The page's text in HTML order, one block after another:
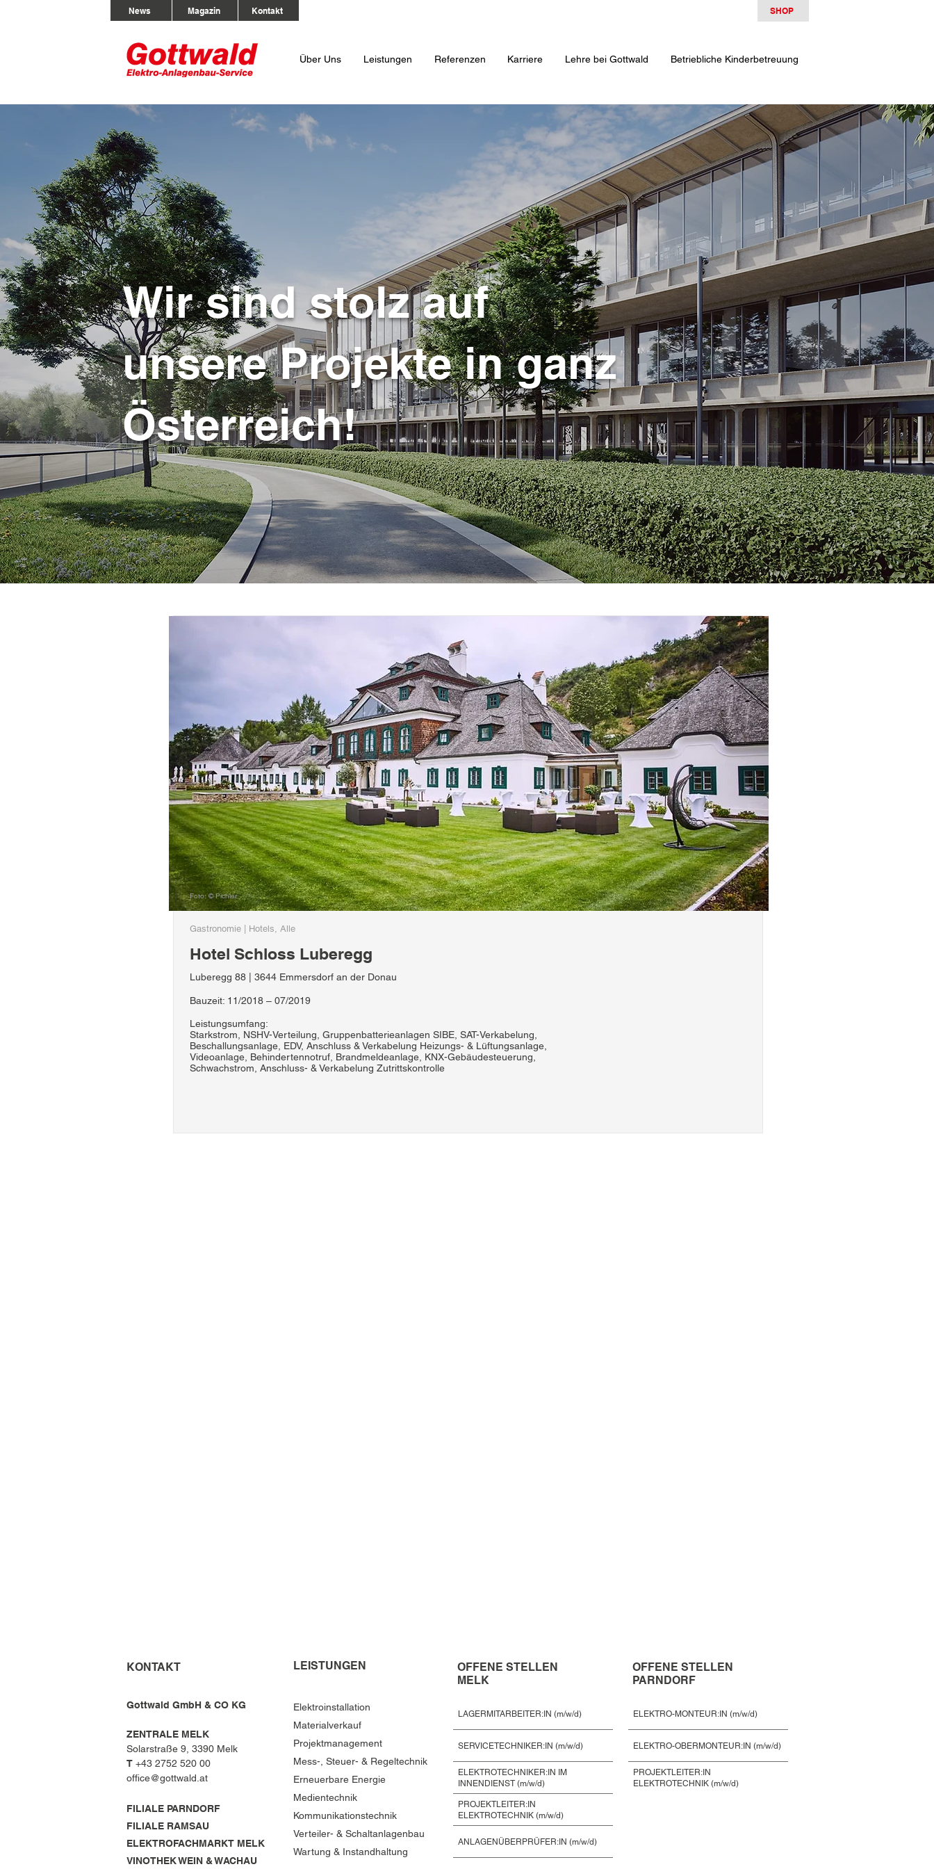
SHOP
Magazin
News Kontakt
Über Uns Leistungen Referenzen Karriere Lehre bei Gottwald Betriebliche Kinderbetreuung
Wir sind stolz auf
unsere Projekte in ganz
Österreich!
Foto: © Pichler
Gastronomie | Hotels, Alle
Hotel Schloss Luberegg
Luberegg 88 | 3644 Emmersdorf an der Donau
Bauzeit: 11/2018 – 07/2019
Leistungsumfang:
Starkstrom, NSHV-Verteilung, Gruppenbatterieanlagen SIBE, SAT-Verkabelung,
Beschallungsanlage, EDV, Anschluss & Verkabelung Heizungs- & Lüftungsanlage,
Videoanlage, Behindertennotruf, Brandmeldeanlage, KNX-Gebäudesteuerung,
Schwachstrom, Anschluss- & Verkabelung Zutrittskontrolle
KONTAKT LEISTUNGEN
OFFENE STELLEN
MELK
OFFENE STELLEN
PARNDORF
Gottwald GmbH & CO KG
ZENTRALE MELK
Solarstraße 9, 3390 Melk
T +43 2752 520 00
office@gottwald.at
FILIALE PARNDORF
FILIALE RAMSAU
ELEKTROFACHMARKT MELK
VINOTHEK WEIN & WACHAU
Elektroinstallation
Materialverkauf
Projektmanagement
Mess-, Steuer- & Regeltechnik
Erneuerbare Energie
Medientechnik
Kommunikationstechnik
Verteiler- & Schaltanlagenbau
Wartung & Instandhaltung
LAGERMITARBEITER:IN (m/w/d)
SERVICETECHNIKER:IN (m/w/d)
ELEKTROTECHNIKER:IN IM
INNENDIENST (m/w/d)
PROJEKTLEITER:IN
ELEKTROTECHNIK (m/w/d)
ANLAGENÜBERPRÜFER:IN (m/w/d)
ELEKTRO-MONTEUR:IN (m/w/d)
ELEKTRO-OBERMONTEUR:IN (m/w/d)
PROJEKTLEITER:IN
ELEKTROTECHNIK (m/w/d)